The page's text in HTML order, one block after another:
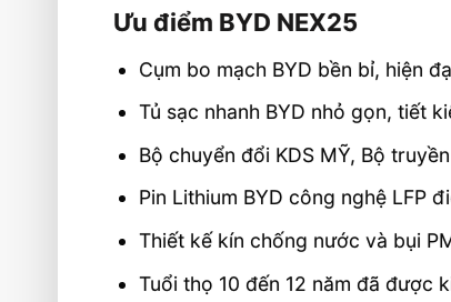
Ưu điểm BYD NEX25
Cụm bo mạch BYD bền bỉ, hiện
Tủ sạc nhanh BYD nhỏ gọn, tiết
Bộ chuyển đổi KDS MỸ, Bộ
Pin Lithium BYD công nghệ LFP
Thiết kế kín chống nước và bụi
Tuổi thọ 10 đến 12 năm đã được